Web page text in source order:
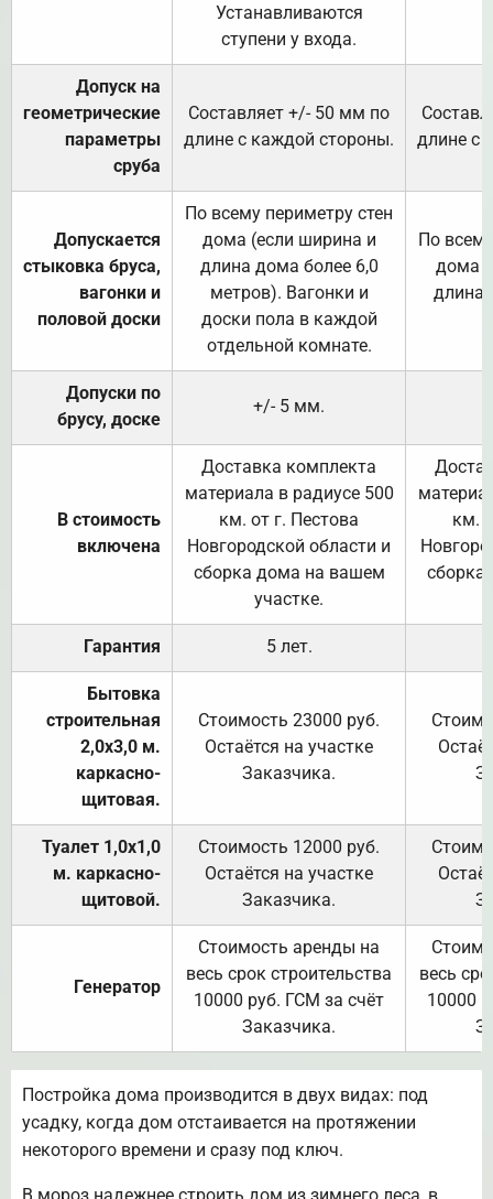
Устанавливаются
ступени у входа.
Допуск на
геометрические
параметры
сруба
Составляет +/- 50 мм по
длине с каждой стороны.
длине с
Допускается
стыковка бруса,
вагонки и
половой доски
По всему периметру стен
дома (если ширина и
длина дома более 6,0
метров). Вагонки и
доски пола в каждой
отдельной комнате.
По
дома
длина
Допуски по
брусу, доске
+/- 5 мм.
В стоимость
включена
Доставка комплекта
материала в радиусе 500
км. от г. Пестова
Новгородской области и
сборка дома на вашем
участке.
км.
Гарантия 5 лет.
Бытовка
строительная
2,0х3,0 м.
каркасно-
щитовая.
Стоимость 23000 руб.
Остаётся на участке
Заказчика.
Туалет 1,0х1,0
м. каркасно-
щитовой.
Стоимость 12000 руб.
Остаётся на участке
Заказчика.
Генератор
Стоимость аренды на
весь срок строительства
10000 руб. ГСМ за счёт
Заказчика.
весь
10000
Постройка дома производится в двух видах: под
усадку, когда дом отстаивается на протяжении
некоторого времени и сразу под ключ.